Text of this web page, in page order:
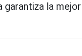
la